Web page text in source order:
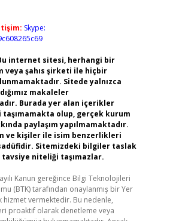
Skype:
internet sitesi, herhangi bir
veya şahıs şirketi ile hiçbir
Sitede yalnızca
makaleler
Burada yer alan içerikler
olup, gerçek kurum
paylaşım yapılmamaktadır.
ve kişiler ile isim benzerlikleri
Sitemizdeki bilgiler taslak
niteliği taşımazlar.
Kanun gereğince Bilgi Teknolojileri
(BTK) tarafından onaylanmış bir Yer
hizmet vermektedir. Bu nedenle,
proaktif olarak denetleme veya